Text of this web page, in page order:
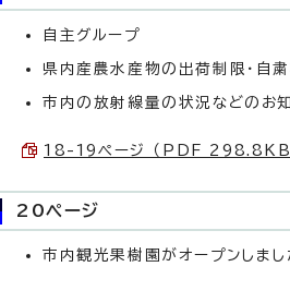
自主グループ
県内産農水産物の出荷制限・自
市内の放射線量の状況などのお
18-19ページ （PDF 298.8KB
20ページ
市内観光果樹園がオープンしまし